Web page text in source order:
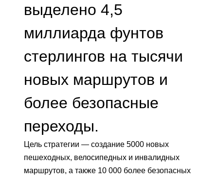
выделено 4,5
миллиарда фунтов
стерлингов на тысячи
новых маршрутов и
более безопасные
переходы.
Цель стратегии — создание 5000 новых
пешеходных, велосипедных и инвалидных
маршрутов, а также 10 000 более безопасных